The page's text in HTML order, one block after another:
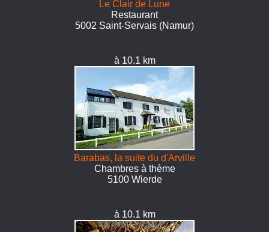
Le Clair de Lune
Restaurant
5002 Saint-Servais (Namur)
à 10.1 km
Barabas, la suite du d'Arville
Chambres à thème
5100 Wierde
à 10.1 km